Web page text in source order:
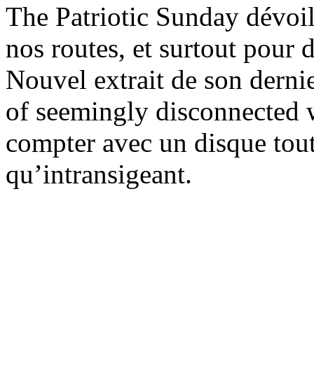
The Patriotic Sunday
nos routes, et surtout pour
Nouvel extrait de son
of seemingly
compter avec un disque
qu’intransigeant.